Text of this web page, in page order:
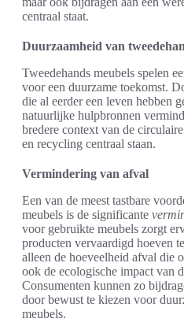
centraal staat.
Duurzaamheid van
Tweedehands meubels spelen
voor een duurzame toekomst.
die al eerder een leven hebben
natuurlijke hulpbronnen
bredere context van de
en recycling centraal staan.
Vermindering van afval
Een van de meest tastbare
meubels is de significante
voor gebruikte meubels zorgt
producten vervaardigd hoeven
alleen de hoeveelheid afval die
ook de ecologische impact van
Consumenten kunnen zo
door bewust te kiezen voor
meubels.